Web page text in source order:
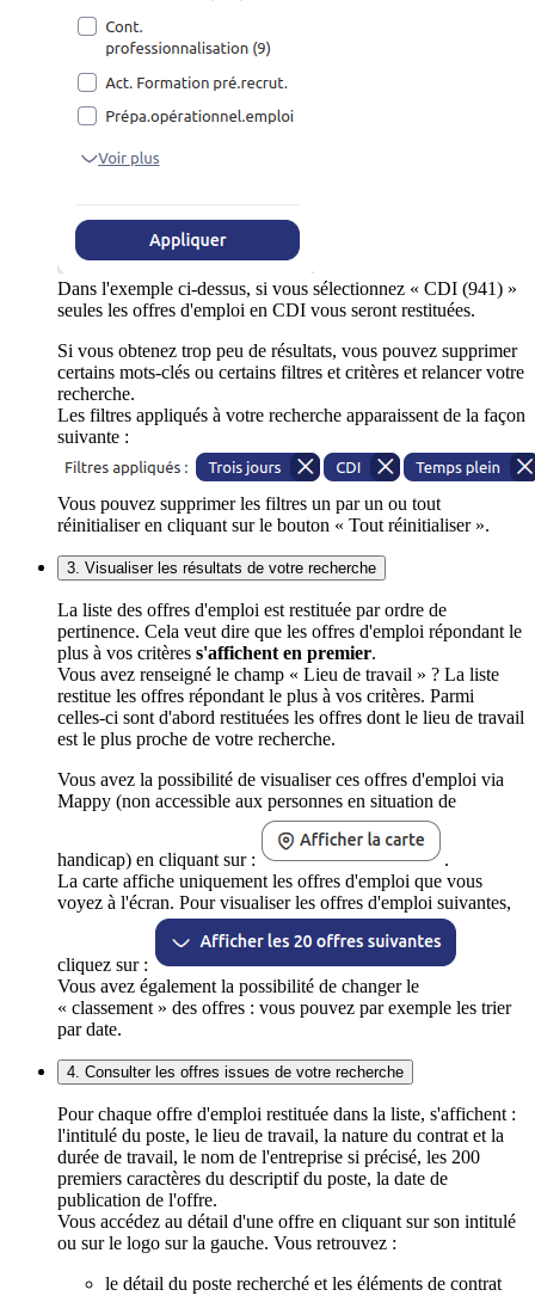
Dans l'exemple ci-dessus, si vous sélectionnez « CDI (941) »
seules les offres d'emploi en CDI vous seront restituées.
Si vous obtenez trop peu de résultats, vous pouvez supprimer
certains mots-clés ou certains filtres et critères et relancer votre
recherche.
Les filtres appliqués à votre recherche apparaissent de la façon
suivante :
Vous pouvez supprimer les filtres un par un ou tout
réinitialiser en cliquant sur le bouton « Tout réinitialiser ».
3. Visualiser les résultats de votre recherche
La liste des offres d'emploi est restituée par ordre de
pertinence. Cela veut dire que les offres d'emploi répondant le
plus à vos critères s'affichent en premier.
Vous avez renseigné le champ « Lieu de travail » ? La liste
restitue les offres répondant le plus à vos critères. Parmi
celles-ci sont d'abord restituées les offres dont le lieu de travail
est le plus proche de votre recherche.
Vous avez la possibilité de visualiser ces offres d'emploi via
Mappy (non accessible aux personnes en situation de
handicap) en cliquant sur :
.
La carte affiche uniquement les offres d'emploi que vous
voyez à l'écran. Pour visualiser les offres d'emploi suivantes,
cliquez sur :
Vous avez également la possibilité de changer le
« classement » des offres : vous pouvez par exemple les trier
par date.
4. Consulter les offres issues de votre recherche
Pour chaque offre d'emploi restituée dans la liste, s'affichent :
l'intitulé du poste, le lieu de travail, la nature du contrat et la
durée de travail, le nom de l'entreprise si précisé, les 200
premiers caractères du descriptif du poste, la date de
publication de l'offre.
Vous accédez au détail d'une offre en cliquant sur son intitulé
ou sur le logo sur la gauche. Vous retrouvez :
le détail du poste recherché et les éléments de contrat